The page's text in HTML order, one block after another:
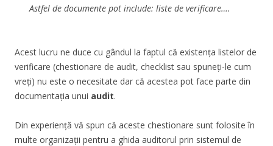
Astfel de documente pot include: liste de verificare….
Acest lucru ne duce cu gândul la faptul că existența listelor de
verificare (chestionare de audit, checklist sau spuneți-le cum
vreți) nu este o necesitate dar că acestea pot face parte din
documentația unui audit.
Din experiență vă spun că aceste chestionare sunt folosite în
multe organizații pentru a ghida auditorul prin sistemul de